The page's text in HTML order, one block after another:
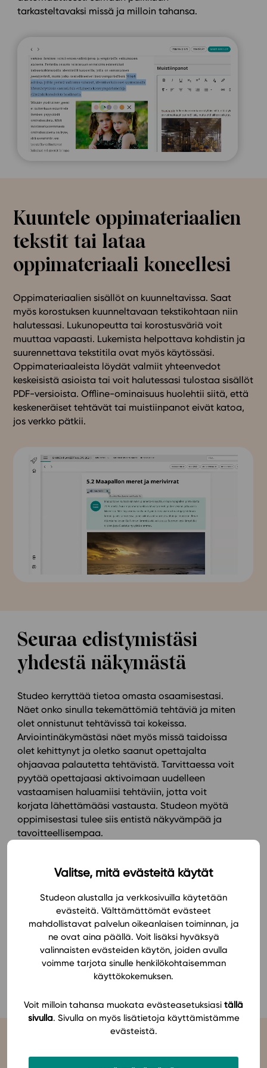
Valitse, mitä evästeitä käytät
Studeon alustalla ja verkkosivuilla käytetään
evästeitä. Välttämättömät evästeet
mahdollistavat palvelun oikeanlaisen toiminnan, ja
ne ovat aina päällä. Voit lisäksi hyväksyä
valinnaisten evästeiden käytön, joiden avulla
voimme tarjota sinulle henkilökohtaisemman
käyttökokemuksen.
Voit milloin tahansa muokata evästeasetuksiasi tällä
sivulla. Sivulla on myös lisätietoja käyttämistämme
evästeistä.
tarkasteltavaksi missä ja milloin tahansa.
Kuuntele oppimateriaalien
tekstit tai lataa
oppimateriaali koneellesi
Oppimateriaalien sisällöt on kuunneltavissa. Saat
myös korostuksen kuunneltavaan tekstikohtaan niin
halutessasi. Lukunopeutta tai korostusväriä voit
muuttaa vapaasti. Lukemista helpottava kohdistin ja
suurennettava tekstitila ovat myös käytössäsi.
Oppimateriaaleista löydät valmiit yhteenvedot
keskeisistä asioista tai voit halutessasi tulostaa sisällöt
PDF-versioista. Offline-ominaisuus huolehtii siitä, että
keskeneräiset tehtävät tai muistiinpanot eivät katoa,
jos verkko pätkii.
Seuraa edistymistäsi
yhdestä näkymästä
Studeo kerryttää tietoa omasta osaamisestasi.
Näet onko sinulla tekemättömiä tehtäviä ja miten
olet onnistunut tehtävissä tai kokeissa.
Arviointinäkymästäsi näet myös missä taidoissa
olet kehittynyt ja oletko saanut opettajalta
ohjaavaa palautetta tehtävistä. Tarvittaessa voit
pyytää opettajaasi aktivoimaan uudelleen
vastaamisen haluamiisi tehtäviin, jotta voit
korjata lähettämääsi vastausta. Studeon myötä
oppimisestasi tulee siis entistä näkyvämpää ja
tavoitteellisempaa.
Tukea Studeon käyttöön